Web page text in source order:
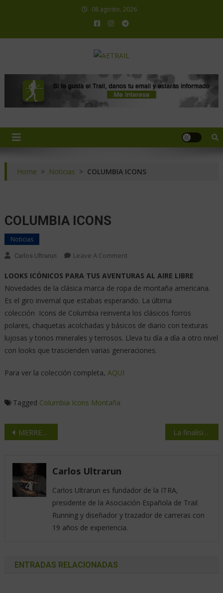
08 agosto, 2026
Home > Noticias > COLUMBIA ICONS
COLUMBIA ICONS
Noticias
Carlos Ultrarun Leave A Comment
LOOKS ICÓNICOS PARA TUS AVENTURAS AL AIRE LIBRE
Novedades de la clásica marca de ropa de montaña americana.
Es el giro invernal que estabas esperando. La última
colección Icons de Columbia reinventa los clásicos forros
polares, chaquetas acolchadas y básicos de diario con texturas
lujosas y tonos minerales y terrosos. Lleva tu día a día a otro nivel
con looks que trascienden varias generaciones.
Para ver la colección completa, AQUI
Tagged Columbia Icons Montaña
MERRELL nueva bota de Senderismo ROGUE HIKER MID GTX La finalísima Copa del Mundo WMRA
Carlos Ultrarun
Carlos Ultrarun es fundador de la ITRA,
presidente de la Asociación Española de Trail
Running y diseñador y trazador de carreras con
19 años de experiencia.
ENTRADAS RELACIONADAS